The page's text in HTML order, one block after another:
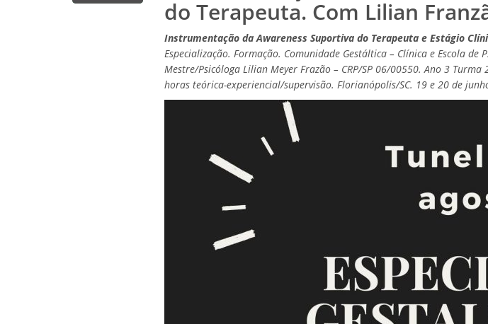
do Terapeuta. Com Lilian
Instrumentação da Awareness Suportiva do Terapeuta e Estágio
Especialização. Formação. Comunidade Gestáltica – Clínica e Escola de
Mestre/Psicóloga Lilian Meyer Frazão – CRP/SP 06/00550. Ano 3
horas teórica-experiencial/supervisão. Florianópolis/SC. 19 e 20 de